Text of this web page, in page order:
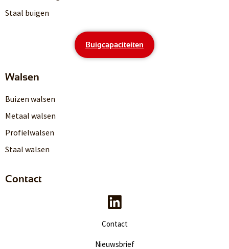
Staal buigen
Buigcapaciteiten
Walsen
Buizen walsen
Metaal walsen
Profielwalsen
Staal walsen
Contact
Contact
Nieuwsbrief